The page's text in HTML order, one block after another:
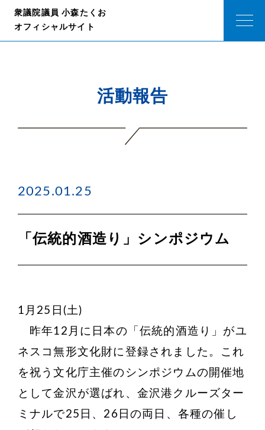
衆議院議員 小森たくお
オフィシャルサイト
活動報告
2025.01.25
「伝統的酒造り」シンポジウム
1月25日(土)
昨年12月に日本の「伝統的酒造り」がユ
ネスコ無形文化財に登録されました。これ
を祝う文化庁主催のシンポジウムの開催地
として金沢が選ばれ、金沢港クルーズター
ミナルで25日、26日の両日、各種の催し